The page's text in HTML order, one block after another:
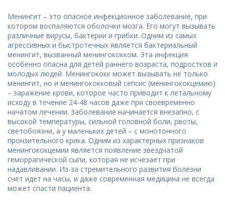
Менингит – это опасное инфекционное заболевание, при
котором воспаляются оболочки мозга. Его могут вызывать
различные вирусы, бактерии и грибки. Одним из самых
агрессивных и быстротечных является бактериальный
менингит, вызванный менингококком. Эта инфекция
особенно опасна для детей раннего возраста, подростков и
молодых людей. Менингококк может вызывать не только
менингит, но и менингококковый сепсис (менингококцемию)
– заражение крови, которое часто приводит к летальному
исходу в течение 24-48 часов даже при своевременно
начатом лечении. Заболевание начинается внезапно, с
высокой температуры, сильной головной боли, рвоты,
светобоязни, а у маленьких детей – с монотонного
пронзительного крика. Одним из характерных признаков
менингококцемии является появление звездчатой
геморрагической сыпи, которая не исчезает при
надавливании. Из-за стремительного развития болезни
счет идет на часы, и даже современная медицина не всегда
может спасти пациента.